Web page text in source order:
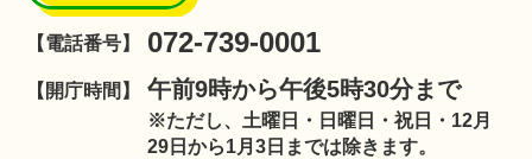
【電話番号】 072-739-0001
【開庁時間】 午前9時から午後5時30分まで
※ただし、土曜日・日曜日・祝日・12月
29日から1月3日までは除きます。